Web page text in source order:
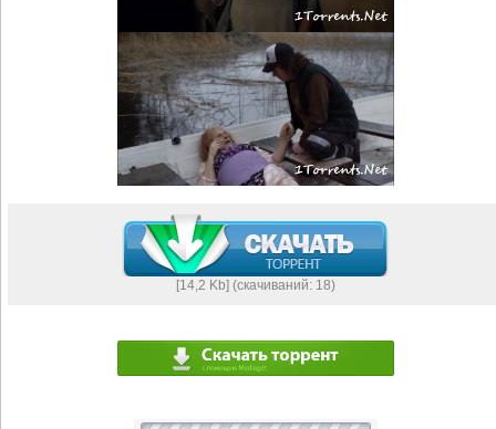
[14,2 Kb] (cкачиваний: 18)